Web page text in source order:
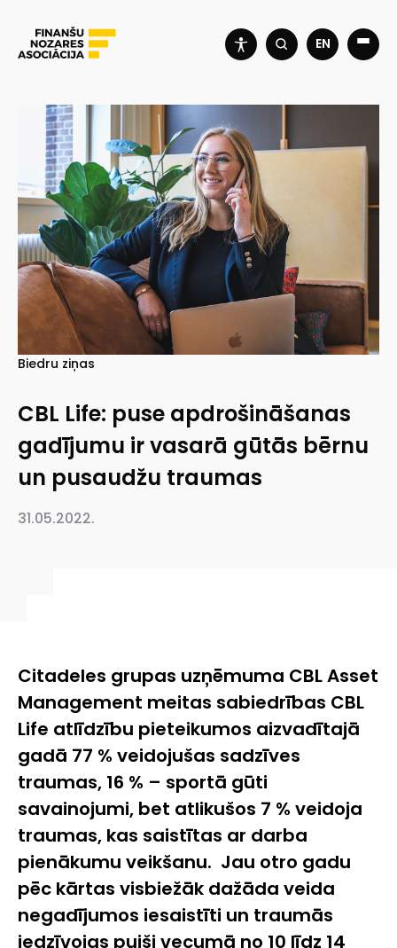
EN
Biedru ziņas
CBL Life: puse apdrošināšanas
gadījumu ir vasarā gūtās bērnu
un pusaudžu traumas
31.05.2022.
Citadeles grupas uzņēmuma CBL Asset
Management meitas sabiedrības CBL
Life atlīdzību pieteikumos aizvadītajā
gadā 77 % veidojušas sadzīves
traumas, 16 % – sportā gūti
savainojumi, bet atlikušos 7 % veidoja
traumas, kas saistītas ar darba
pienākumu veikšanu. Jau otro gadu
pēc kārtas visbiežāk dažāda veida
negadījumos iesaistīti un traumās
iedzīvojas puiši vecumā no 10 līdz 14